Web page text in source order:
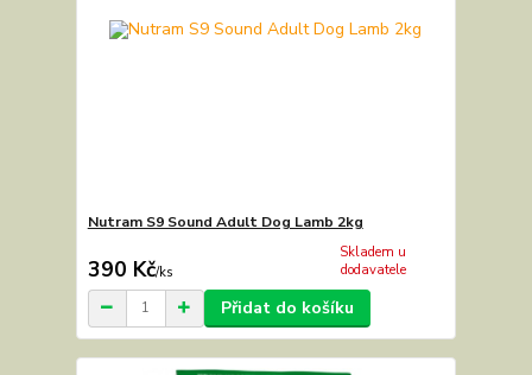
Nutram S9 Sound Adult Dog Lamb 2kg
390 Kč/ks
Skladem u
dodavatele
Přidat do košíku